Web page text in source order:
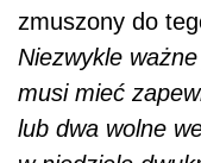
zmuszony do
Niezwykle
musi mieć
lub dwa wolne